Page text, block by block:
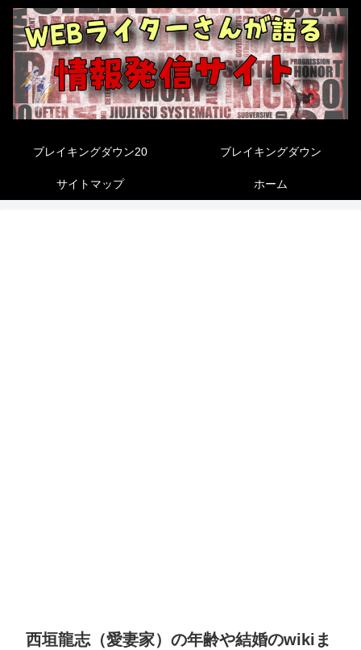
ブレイキングダウン20 ブレイキングダウン
サイトマップ ホーム
西垣龍志（愛妻家）の年齢や結婚のwikiま